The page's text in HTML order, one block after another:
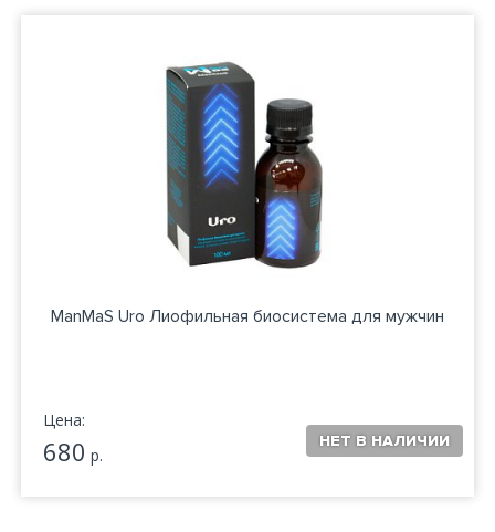
ManMaS Uro Лиофильная биосистема для мужчин
Цена:
680 р.